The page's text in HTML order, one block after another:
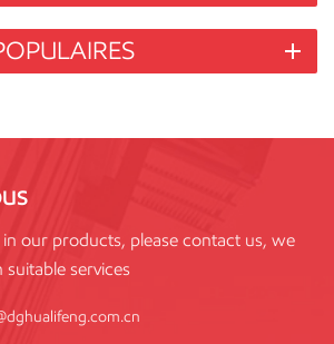
our products, please contact us, we
services